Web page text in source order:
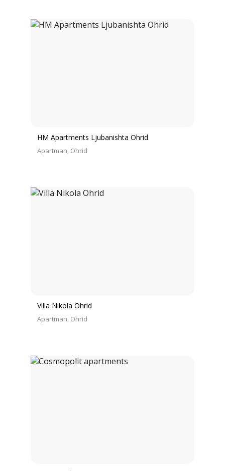
HM Apartments Ljubanishta Ohrid
Apartman Ohrid
Villa Nikola Ohrid
Apartman Ohrid